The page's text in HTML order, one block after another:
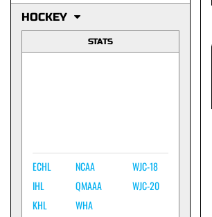
HOCKEY
STATS
ECHL
IHL
KHL
NCAA
QMAAA
WHA
WJC-18
WJC-20